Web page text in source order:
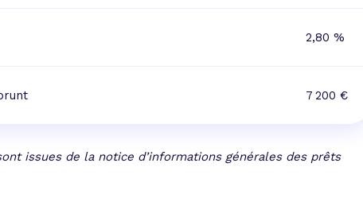
2,80 %
7 200 €
issues de la notice d’informations générales des prêts